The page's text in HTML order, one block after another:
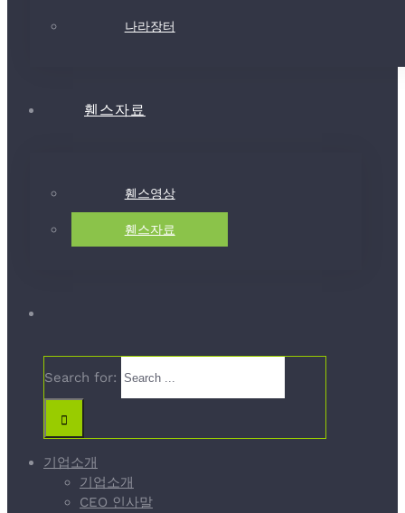
나라장터
휀스자료
휀스영상
휀스자료
Search for:
기업소개
기업소개
CEO 인사말